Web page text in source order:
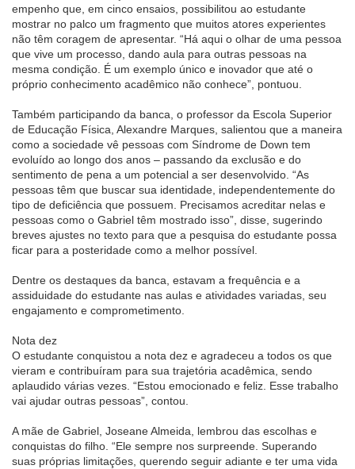
empenho que, em cinco ensaios, possibilitou ao estudante
mostrar no palco um fragmento que muitos atores experientes
não têm coragem de apresentar. “Há aqui o olhar de uma pessoa
que vive um processo, dando aula para outras pessoas na
mesma condição. É um exemplo único e inovador que até o
próprio conhecimento acadêmico não conhece”, pontuou.
Também participando da banca, o professor da Escola Superior
de Educação Física, Alexandre Marques, salientou que a maneira
como a sociedade vê pessoas com Síndrome de Down tem
evoluído ao longo dos anos – passando da exclusão e do
sentimento de pena a um potencial a ser desenvolvido. “As
pessoas têm que buscar sua identidade, independentemente do
tipo de deficiência que possuem. Precisamos acreditar nelas e
pessoas como o Gabriel têm mostrado isso”, disse, sugerindo
breves ajustes no texto para que a pesquisa do estudante possa
ficar para a posteridade como a melhor possível.
Dentre os destaques da banca, estavam a frequência e a
assiduidade do estudante nas aulas e atividades variadas, seu
engajamento e comprometimento.
Nota dez
O estudante conquistou a nota dez e agradeceu a todos os que
vieram e contribuíram para sua trajetória acadêmica, sendo
aplaudido várias vezes. “Estou emocionado e feliz. Esse trabalho
vai ajudar outras pessoas”, contou.
A mãe de Gabriel, Joseane Almeida, lembrou das escolhas e
conquistas do filho. “Ele sempre nos surpreende. Superando
suas próprias limitações, querendo seguir adiante e ter uma vida